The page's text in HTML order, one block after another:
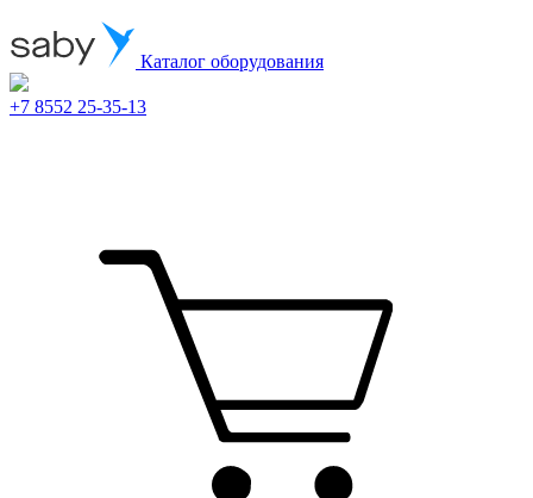
Каталог оборудования
+7 8552 25-35-13